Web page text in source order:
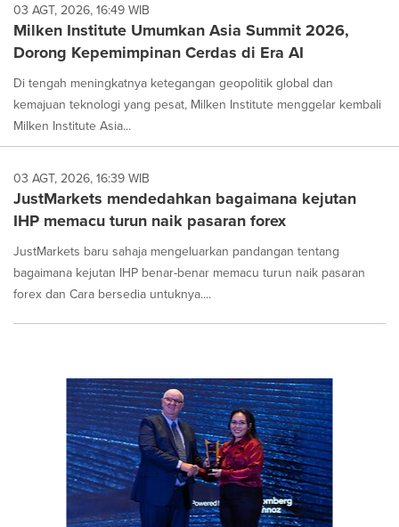
03 AGT, 2026, 16:49 WIB
Milken Institute Umumkan Asia Summit 2026,
Dorong Kepemimpinan Cerdas di Era AI
Di tengah meningkatnya ketegangan geopolitik global dan
kemajuan teknologi yang pesat, Milken Institute menggelar kembali
Milken Institute Asia...
03 AGT, 2026, 16:39 WIB
JustMarkets mendedahkan bagaimana kejutan
IHP memacu turun naik pasaran forex
JustMarkets baru sahaja mengeluarkan pandangan tentang
bagaimana kejutan IHP benar-benar memacu turun naik pasaran
forex dan Cara bersedia untuknya....